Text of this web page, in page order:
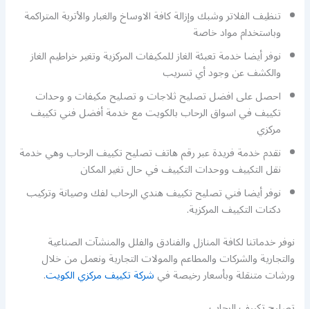
تنظيف الفلاتر وشبك وإزالة كافة الاوساخ والغبار والأتربة المتراكمة
وباستخدام مواد خاصة
نوفر أيضا خدمة تعبئة الغاز للمكيفات المركزية وتغير خراطيم الغاز
والكشف عن وجود أي تسريب
احصل على افضل تصليح ثلاجات و تصليح مكيفات و وحدات
تكييف في اسواق الرحاب بالكويت مع خدمة أفضل فني تكييف
مركزي
نقدم خدمة فريدة عبر رقم هاتف تصليح تكييف الرحاب وهي خدمة
نقل التكييف ووحدات التكييف في حال تغير المكان
نوفر أيضا فني تصليح تكييف هندي الرحاب لفك وصيانة وتركيب
دكتات التكييف المركزية.
نوفر خدماتنا لكافة المنازل والفنادق والفلل والمنشآت الصناعية
والتجارية والشركات والمطاعم والمولات التجارية ونعمل من خلال
ورشات متنقلة وبأسعار رخيصة فيشركة تكييف مركزي الكويت.